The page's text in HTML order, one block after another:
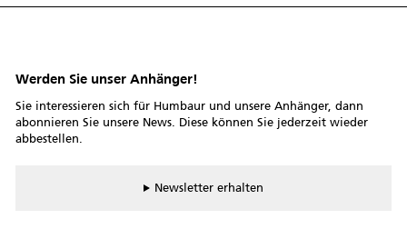
Werden Sie unser Anhänger!
Sie interessieren sich für Humbaur und unsere Anhänger, dann
abonnieren Sie unsere News. Diese können Sie jederzeit wieder
abbestellen.
Newsletter erhalten